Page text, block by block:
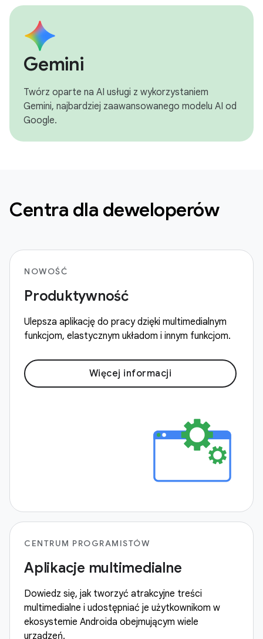
Gemini
Twórz oparte na AI usługi z wykorzystaniem
Gemini, najbardziej zaawansowanego modelu AI od
Google.
Centra dla deweloperów
NOWOŚĆ
Produktywność
Ulepsza aplikację do pracy dzięki multimedialnym
funkcjom, elastycznym układom i innym funkcjom.
Więcej informacji
CENTRUM PROGRAMISTÓW
Aplikacje multimedialne
Dowiedz się, jak tworzyć atrakcyjne treści
multimedialne i udostępniać je użytkownikom w
ekosystemie Androida obejmującym wiele
urządzeń.